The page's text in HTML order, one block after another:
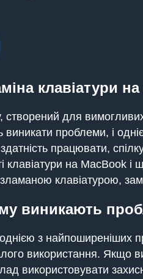
клавіатури
для вимогливих
виникати проблеми, і
працювати,
клавіатури на MacBook
клавіатурою,
виникають
з найпоширеніших
використання.
використовувати